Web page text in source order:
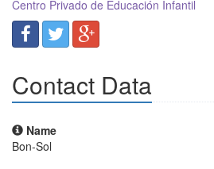
Centro Privado de Educación Infantil
Contact Data
Name
Bon-Sol